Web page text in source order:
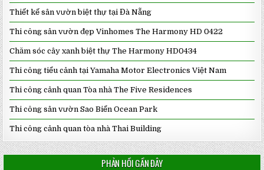
Thiết kế sân vườn biệt thự tại Đà Nẵng
Thi công sân vườn đẹp Vinhomes The Harmony HD 0422
Chăm sóc cây xanh biệt thự The Harmony HD0434
Thi công tiểu cảnh tại Yamaha Motor Electronics Việt Nam
Thi công cảnh quan Tòa nhà The Five Residences
Thi công sân vườn Sao Biển Ocean Park
Thi công cảnh quan tòa nhà Thai Building
PHẢN HỒI GẦN ĐÂY